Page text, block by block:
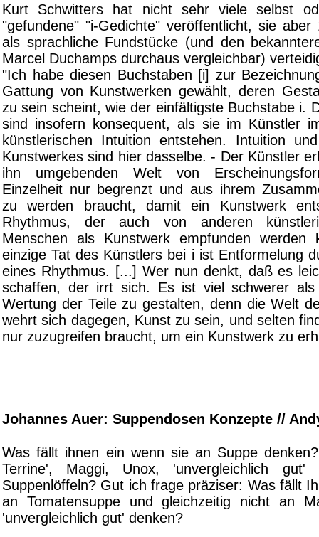
Kurt Schwitters hat nicht sehr viele selbst
"gefundene" "i-Gedichte" veröffentlicht, sie aber
als sprachliche Fundstücke (und den
Marcel Duchamps durchaus vergleichbar)
"Ich habe diesen Buchstaben [i] zur
Gattung von Kunstwerken gewählt, deren
zu sein scheint, wie der einfältigste Buchstabe i.
sind insofern konsequent, als sie im Künstler
künstlerischen Intuition entstehen. Intuition
Kunstwerkes sind hier dasselbe. - Der Künstler
ihn umgebenden Welt von
Einzelheit nur begrenzt und aus ihrem
zu werden braucht, damit ein Kunstwerk
Rhythmus, der auch von anderen
Menschen als Kunstwerk empfunden
einzige Tat des Künstlers bei i ist Entformelung
eines Rhythmus. [...] Wer nun denkt, daß es
schaffen, der irrt sich. Es ist viel schwerer
Wertung der Teile zu gestalten, denn die Welt
wehrt sich dagegen, Kunst zu sein, und selten
nur zuzugreifen braucht, um ein Kunstwerk zu
Johannes Auer: Suppendosen Konzepte //
Was fällt ihnen ein wenn sie an Suppe
Terrine', Maggi, Unox, 'unvergleichlich
Suppenlöffeln? Gut ich frage präziser: Was fällt
an Tomatensuppe und gleichzeitig nicht an
'unvergleichlich gut' denken?